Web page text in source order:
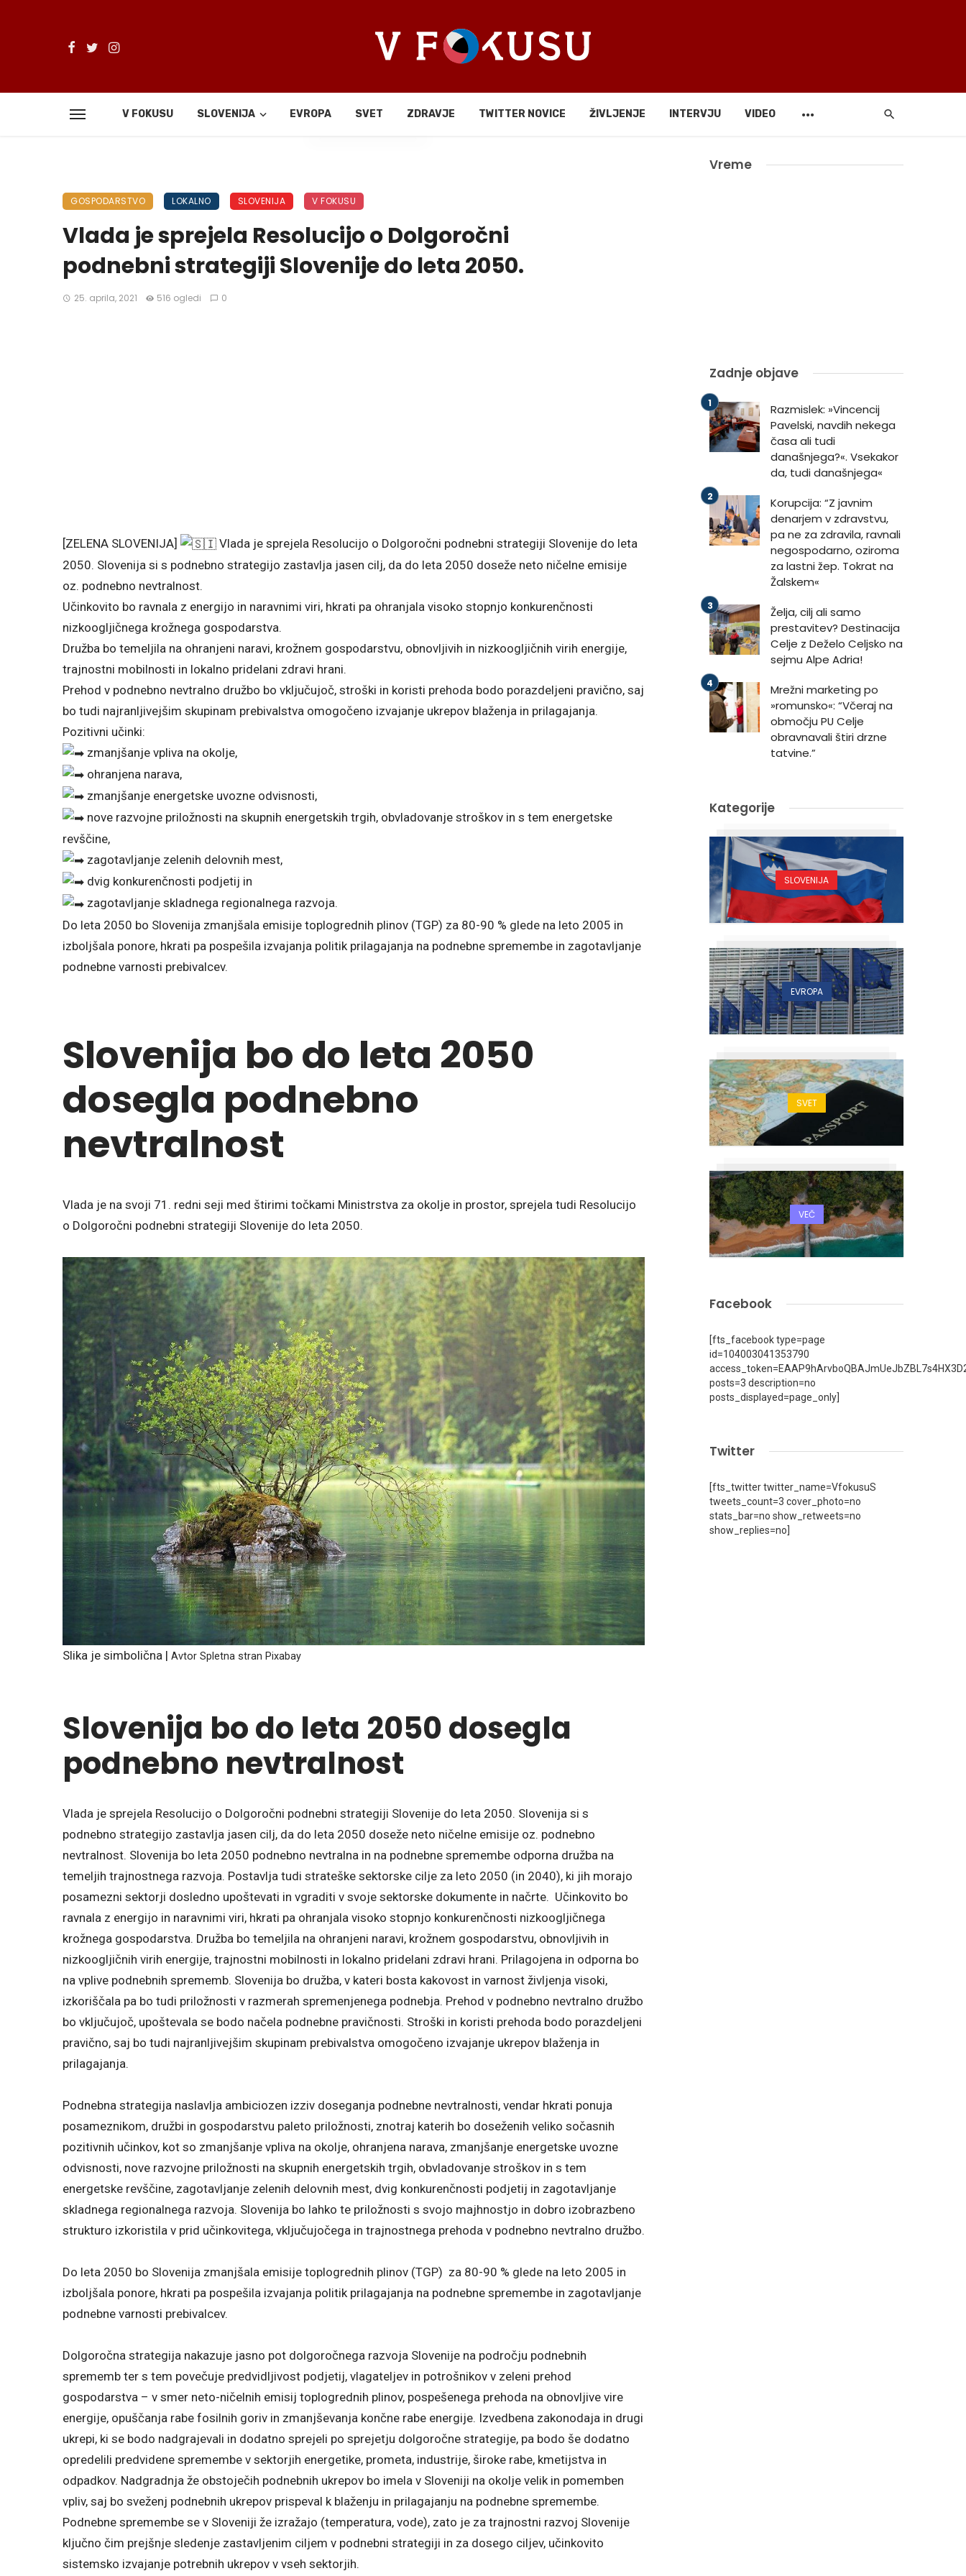
V FOKUSU SLOVENIJA EVROPA SVET ZDRAVJE TWITTER NOVICE ŽIVLJENJE INTERVJU VIDEO
Deli
GOSPODARSTVO LOKALNO SLOVENIJA V FOKUSU
Vlada je sprejela Resolucijo o Dolgoročni
podnebni strategiji Slovenije do leta 2050.
25. aprila, 2021 516 ogledi 0
[ZELENA SLOVENIJA]
Vlada je sprejela Resolucijo o Dolgoročni podnebni strategiji Slovenije do leta
2050. Slovenija si s podnebno strategijo zastavlja jasen cilj, da do leta 2050 doseže neto ničelne emisije
oz. podnebno nevtralnost.
Učinkovito bo ravnala z energijo in naravnimi viri, hkrati pa ohranjala visoko stopnjo konkurenčnosti
nizkoogljičnega krožnega gospodarstva.
Družba bo temeljila na ohranjeni naravi, krožnem gospodarstvu, obnovljivih in nizkoogljičnih virih energije,
trajnostni mobilnosti in lokalno pridelani zdravi hrani.
Prehod v podnebno nevtralno družbo bo vključujoč, stroški in koristi prehoda bodo porazdeljeni pravično, saj
bo tudi najranljivejšim skupinam prebivalstva omogočeno izvajanje ukrepov blaženja in prilagajanja.
Pozitivni učinki:
zmanjšanje vpliva na okolje,
ohranjena narava,
zmanjšanje energetske uvozne odvisnosti,
nove razvojne priložnosti na skupnih energetskih trgih, obvladovanje stroškov in s tem energetske
revščine,
zagotavljanje zelenih delovnih mest,
dvig konkurenčnosti podjetij in
zagotavljanje skladnega regionalnega razvoja.
Do leta 2050 bo Slovenija zmanjšala emisije toplogrednih plinov (TGP) za 80-90 % glede na leto 2005 in
izboljšala ponore, hkrati pa pospešila izvajanja politik prilagajanja na podnebne spremembe in zagotavljanje
podnebne varnosti prebivalcev.
Slovenija bo do leta 2050
dosegla podnebno
nevtralnost
Vlada je na svoji 71. redni seji med štirimi točkami Ministrstva za okolje in prostor, sprejela tudi Resolucijo
o Dolgoročni podnebni strategiji Slovenije do leta 2050.
Slika je simbolična | Avtor Spletna stran Pixabay
Slovenija bo do leta 2050 dosegla
podnebno nevtralnost
Vlada je sprejela Resolucijo o Dolgoročni podnebni strategiji Slovenije do leta 2050. Slovenija si s
podnebno strategijo zastavlja jasen cilj, da do leta 2050 doseže neto ničelne emisije oz. podnebno
nevtralnost. Slovenija bo leta 2050 podnebno nevtralna in na podnebne spremembe odporna družba na
temeljih trajnostnega razvoja. Postavlja tudi strateške sektorske cilje za leto 2050 (in 2040), ki jih morajo
posamezni sektorji dosledno upoštevati in vgraditi v svoje sektorske dokumente in načrte. Učinkovito bo
ravnala z energijo in naravnimi viri, hkrati pa ohranjala visoko stopnjo konkurenčnosti nizkoogljičnega
krožnega gospodarstva. Družba bo temeljila na ohranjeni naravi, krožnem gospodarstvu, obnovljivih in
nizkoogljičnih virih energije, trajnostni mobilnosti in lokalno pridelani zdravi hrani. Prilagojena in odporna bo
na vplive podnebnih sprememb. Slovenija bo družba, v kateri bosta kakovost in varnost življenja visoki,
izkoriščala pa bo tudi priložnosti v razmerah spremenjenega podnebja. Prehod v podnebno nevtralno družbo
bo vključujoč, upoštevala se bodo načela podnebne pravičnosti. Stroški in koristi prehoda bodo porazdeljeni
pravično, saj bo tudi najranljivejšim skupinam prebivalstva omogočeno izvajanje ukrepov blaženja in
prilagajanja.
Podnebna strategija naslavlja ambiciozen izziv doseganja podnebne nevtralnosti, vendar hkrati ponuja
posameznikom, družbi in gospodarstvu paleto priložnosti, znotraj katerih bo doseženih veliko sočasnih
pozitivnih učinkov, kot so zmanjšanje vpliva na okolje, ohranjena narava, zmanjšanje energetske uvozne
odvisnosti, nove razvojne priložnosti na skupnih energetskih trgih, obvladovanje stroškov in s tem
energetske revščine, zagotavljanje zelenih delovnih mest, dvig konkurenčnosti podjetij in zagotavljanje
skladnega regionalnega razvoja. Slovenija bo lahko te priložnosti s svojo majhnostjo in dobro izobrazbeno
strukturo izkoristila v prid učinkovitega, vključujočega in trajnostnega prehoda v podnebno nevtralno družbo.
Do leta 2050 bo Slovenija zmanjšala emisije toplogrednih plinov (TGP) za 80-90 % glede na leto 2005 in
izboljšala ponore, hkrati pa pospešila izvajanja politik prilagajanja na podnebne spremembe in zagotavljanje
podnebne varnosti prebivalcev.
Dolgoročna strategija nakazuje jasno pot dolgoročnega razvoja Slovenije na področju podnebnih
sprememb ter s tem povečuje predvidljivost podjetij, vlagateljev in potrošnikov v zeleni prehod
gospodarstva – v smer neto-ničelnih emisij toplogrednih plinov, pospešenega prehoda na obnovljive vire
energije, opuščanja rabe fosilnih goriv in zmanjševanja končne rabe energije. Izvedbena zakonodaja in drugi
ukrepi, ki se bodo nadgrajevali in dodatno sprejeli po sprejetju dolgoročne strategije, pa bodo še dodatno
opredelili predvidene spremembe v sektorjih energetike, prometa, industrije, široke rabe, kmetijstva in
odpadkov. Nadgradnja že obstoječih podnebnih ukrepov bo imela v Sloveniji na okolje velik in pomemben
vpliv, saj bo sveženj podnebnih ukrepov prispeval k blaženju in prilagajanju na podnebne spremembe.
Podnebne spremembe se v Sloveniji že izražajo (temperatura, vode), zato je za trajnostni razvoj Slovenije
ključno čim prejšnje sledenje zastavljenim ciljem v podnebni strategiji in za dosego ciljev, učinkovito
sistemsko izvajanje potrebnih ukrepov v vseh sektorjih.
Vreme
Zadnje objave
Razmislek: »Vincencij
Pavelski, navdih nekega
časa ali tudi
današnjega?«. Vsekakor
da, tudi današnjega«
Korupcija: “Z javnim
denarjem v zdravstvu,
pa ne za zdravila, ravnali
negospodarno, oziroma
za lastni žep. Tokrat na
Žalskem«
Želja, cilj ali samo
prestavitev? Destinacija
Celje z Deželo Celjsko na
sejmu Alpe Adria!
Mrežni marketing po
»romunsko«: “Včeraj na
območju PU Celje
obravnavali štiri drzne
tatvine.”
Kategorije
SLOVENIJA
EVROPA
SVET
VEČ
Facebook
[fts_facebook type=page
id=104003041353790
posts=3 description=no
posts_displayed=page_only]
Twitter
[fts_twitter twitter_name=VfokusuS
tweets_count=3 cover_photo=no
stats_bar=no show_retweets=no
show_replies=no]